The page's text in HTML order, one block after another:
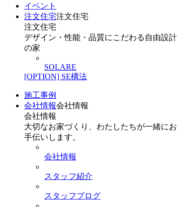
イベント
注文住宅注文住宅
注文住宅
デザイン・性能・品質にこだわる自由設計
の家
SOLARE
[OPTION] SE構法
施工事例
会社情報会社情報
会社情報
大切なお家づくり、わたしたちが一緒にお
手伝いします。
会社情報
スタッフ紹介
スタッフブログ